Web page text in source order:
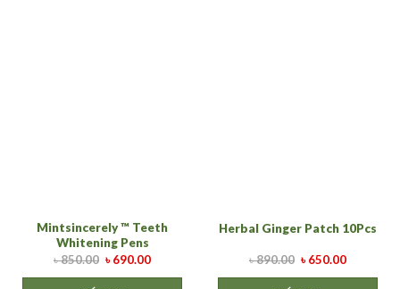
Mintsincerely ™ Teeth
Whitening Pens
৳850.00 ৳690.00
Herbal Ginger Patch 10Pcs
৳890.00 ৳650.00